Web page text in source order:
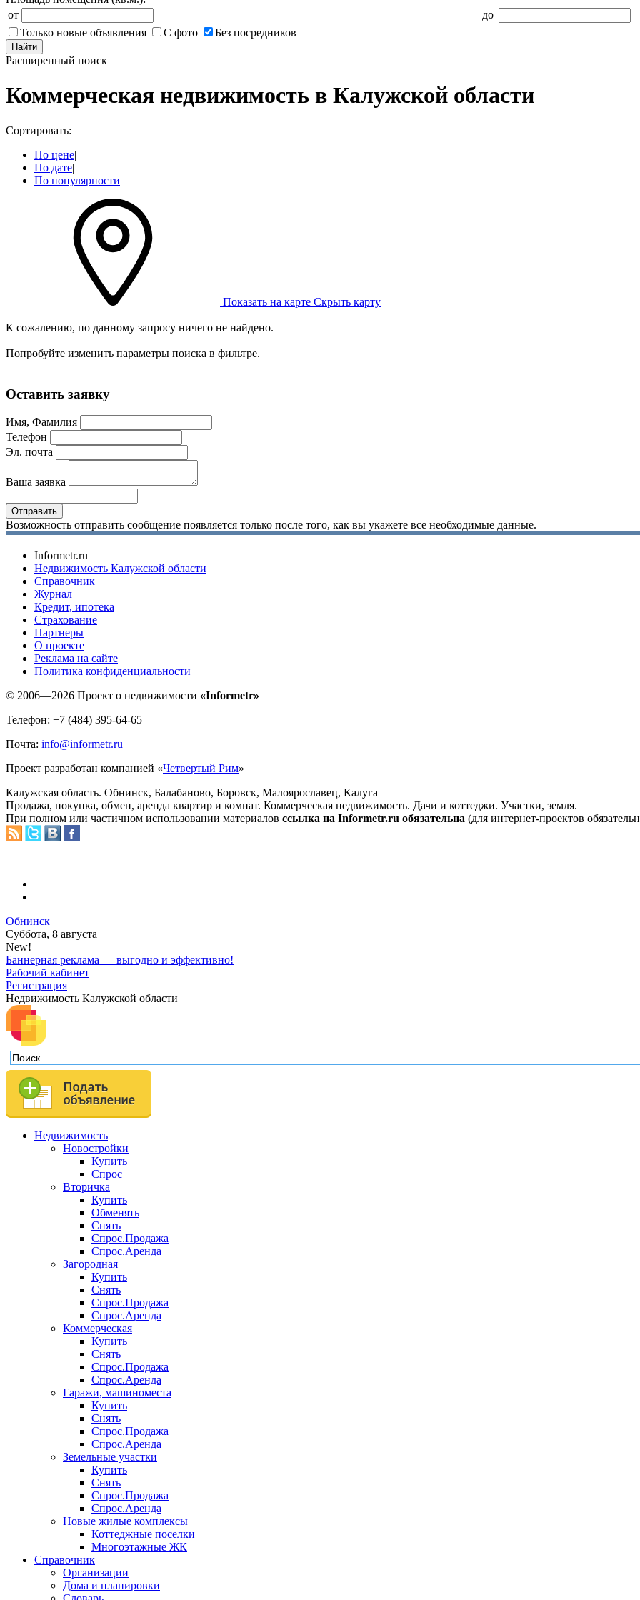
от
до
Только новые объявления
С фото Без посредников
Найти
Расширенный поиск
Коммерческая недвижимость в Калужской области
Сортировать:
По цене|
По дате|
По популярности
Показать на карте Скрыть карту
К сожалению, по данному запросу ничего не найдено.
Попробуйте изменить параметры поиска в фильтре.
Оставить заявку
Имя, Фамилия
Телефон
Эл. почта
Ваша заявка
Возможность отправить сообщение появляется только после того, как вы укажете все необходимые данные.
Informetr.ru
Недвижимость Калужской области
Справочник
Журнал
Кредит, ипотека
Страхование
Партнеры
O проекте
Реклама на сайте
Политика конфиденциальности
© 2006—2026 Проект о недвижимости «Informetr»
Телефон: +7 (484) 395-64-65
Почта: info@informetr.ru
Проект разработан компанией «Четвертый Рим»
Калужская область. Обнинск, Балабаново, Боровск, Малоярославец, Калуга
Продажа, покупка, обмен, аренда квартир и комнат. Коммерческая недвижимость. Дачи и коттеджи. Участки, земля.
При полном или частичном использовании материалов ссылка на Informetr.ru обязательна (для интернет-проектов
Обнинск
Суббота, 8 августа
New!
Баннерная реклама — выгодно и эффективно!
Рабочий кабинет
Регистрация
Недвижимость Калужской области
Недвижимость
Новостройки
Купить
Спрос
Вторичка
Купить
Обменять
Снять
Спрос.Продажа
Спрос.Аренда
Загородная
Купить
Снять
Спрос.Продажа
Спрос.Аренда
Коммерческая
Купить
Снять
Спрос.Продажа
Спрос.Аренда
Гаражи, машиноместа
Купить
Снять
Спрос.Продажа
Спрос.Аренда
Земельные участки
Купить
Снять
Спрос.Продажа
Спрос.Аренда
Новые жилые комплексы
Коттеджные поселки
Многоэтажные ЖК
Справочник
Организации
Дома и планировки